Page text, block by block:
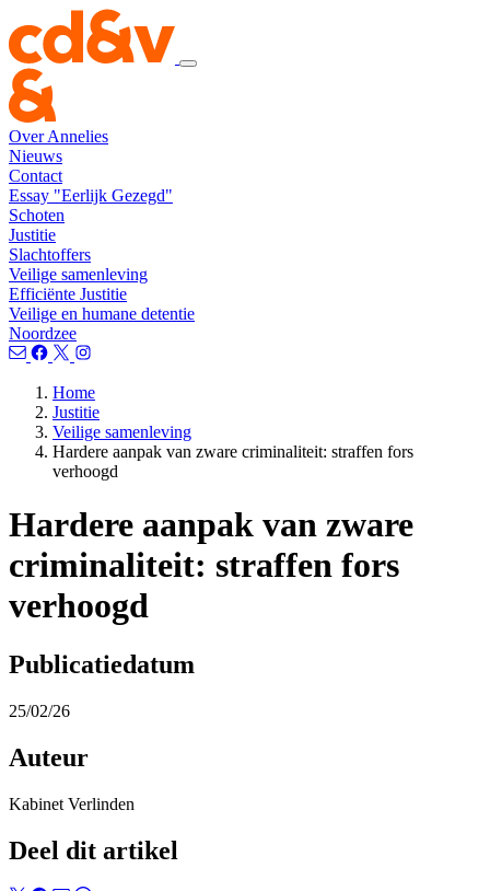
Over Annelies
Nieuws
Contact
Essay "Eerlijk Gezegd"
Schoten
Justitie
Slachtoffers
Veilige samenleving
Efficiënte Justitie
Veilige en humane detentie
Noordzee
Home
Justitie
Veilige samenleving
Hardere aanpak van zware criminaliteit: straffen fors
verhoogd
Hardere aanpak van zware
criminaliteit: straffen fors
verhoogd
Publicatiedatum
25/02/26
Auteur
Kabinet Verlinden
Deel dit artikel